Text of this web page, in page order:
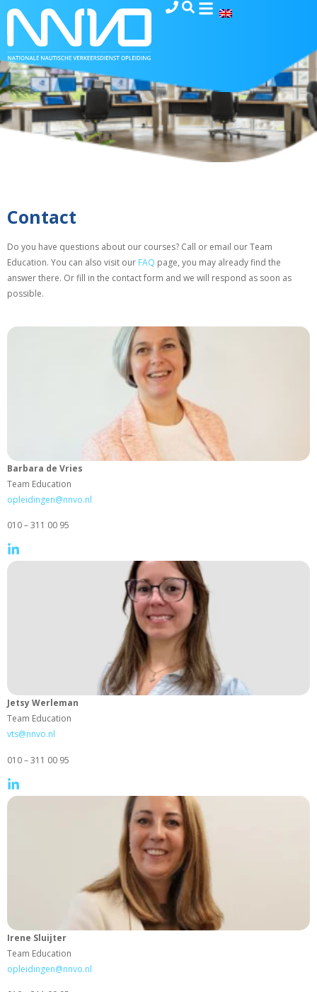
Contact
Do you have questions about our courses? Call or email our Team
Education. You can also visit our FAQ page, you may already find the
answer there. Or fill in the contact form and we will respond as soon as
possible.
Barbara de Vries
Team Education
opleidingen@nnvo.nl
010 – 311 00 95
Jetsy Werleman
Team Education
vts@nnvo.nl
010 – 311 00 95
Irene Sluijter
Team Education
opleidingen@nnvo.nl